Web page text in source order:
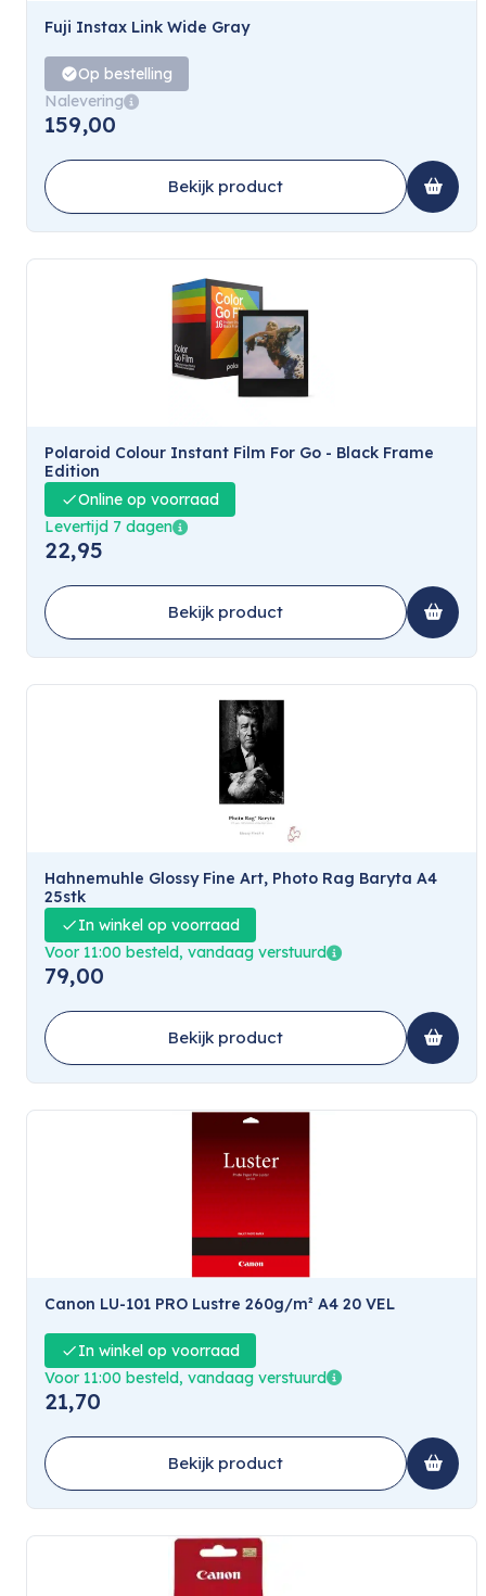
Fuji Instax Link Wide Gray
Op bestelling
Nalevering
159,00
Bekijk product
Polaroid Colour Instant Film For Go - Black Frame
Edition
Online op voorraad
Levertijd 7 dagen
22,95
Bekijk product
Hahnemuhle Glossy Fine Art, Photo Rag Baryta A4
25stk
In winkel op voorraad
Voor 11:00 besteld, vandaag verstuurd
79,00
Bekijk product
Canon LU-101 PRO Lustre 260g/m² A4 20 VEL
In winkel op voorraad
Voor 11:00 besteld, vandaag verstuurd
21,70
Bekijk product